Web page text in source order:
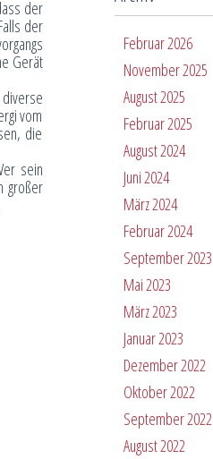
der
der
Gerät
vom
die
sein
großer
Februar 2026
November 2025
August 2025
Februar 2025
August 2024
Juni 2024
März 2024
Februar 2024
September 2023
Mai 2023
März 2023
Januar 2023
Dezember 2022
Oktober 2022
September 2022
August 2022